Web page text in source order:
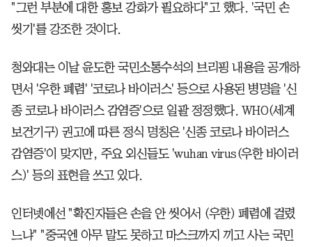
"그런 부분에 대한 홍보 강화가 필요하다"고 했다. '국민 손
씻기'를 강조한 것이다.
청와대는 이날 윤도한 국민소통수석의 브리핑 내용을 공개하
면서 '우한 폐렴' '코로나 바이러스' 등으로 사용된 병명을 '신
종 코로나 바이러스 감염증'으로 일괄 정정했다. WHO(세계
보건기구) 권고에 따른 정식 명칭은 '신종 코로나 바이러스
감염증'이 맞지만, 주요 외신들도 'wuhan virus(우한 바이러
스)' 등의 표현을 쓰고 있다.
인터넷에선 "확진자들은 손을 안 씻어서 (우한) 폐렴에 걸렸
느냐" "중국엔 아무 말도 못하고 마스크까지 끼고 사는 국민